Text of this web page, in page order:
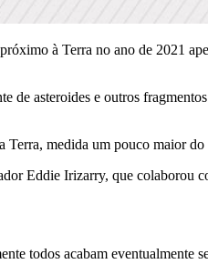
à Terra no ano de 2021
asteroides e outros
medida um pouco maior
Eddie Irizarry, que colaborou
todos acabam